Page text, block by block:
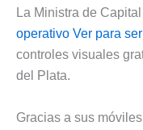
La Ministra de
operativo Ver para
controles visuales
del Plata.
Gracias a sus